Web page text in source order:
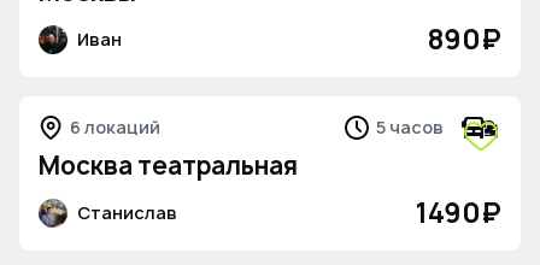
Иван 890₽
6 локаций 5 часов
Москва театральная
Станислав 1490₽